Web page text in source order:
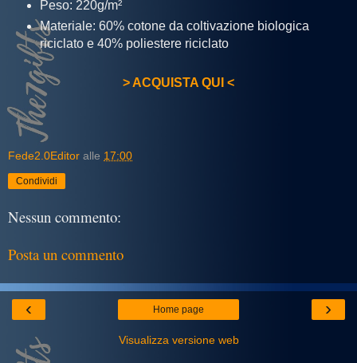
Peso: 220g/m²
Materiale: 60% cotone da coltivazione biologica
riciclato e 40% poliestere riciclato
> ACQUISTA QUI <
Fede2.0Editor alle 17:00
Condividi
Nessun commento:
Posta un commento
‹ ›
Home page
Visualizza versione web